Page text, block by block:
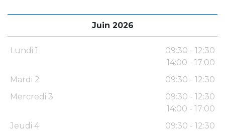
Juin 2026
Lundi 1
09:30 - 12:30
14:00 - 17:00
Mardi 2
09:30 - 12:30
Mercredi 3
09:30 - 12:30
14:00 - 17:00
Jeudi 4
09:30 - 12:30